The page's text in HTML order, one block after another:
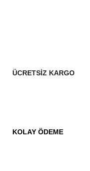
ÜCRETSİZ KARGO
KOLAY ÖDEME